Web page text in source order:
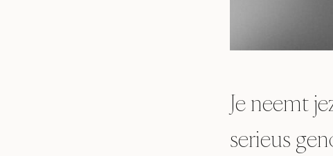
Je neemt
serieus